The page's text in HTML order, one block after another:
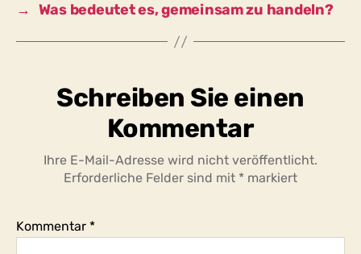
→ Was bedeutet es, gemeinsam zu handeln?
Schreiben Sie einen
Kommentar
Ihre E-Mail-Adresse wird nicht veröffentlicht.
Erforderliche Felder sind mit * markiert
Kommentar *